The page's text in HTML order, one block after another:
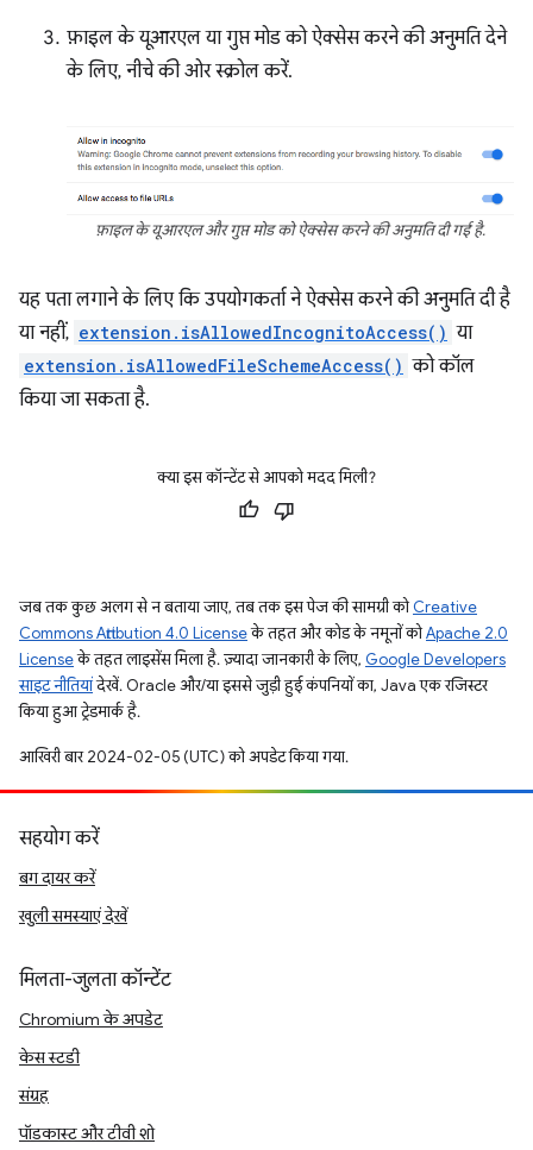
फ़ाइल के यूआरएल या गुप्त मोड को ऐक्सेस करने की अनुमति देने
के लिए, नीचे की ओर स्क्रोल करें.
फ़ाइल के यूआरएल और गुप्त मोड को ऐक्सेस करने की अनुमति दी गई है.
यह पता लगाने के लिए कि उपयोगकर्ता ने ऐक्सेस करने की अनुमति दी है
या नहीं, extension.isAllowedIncognitoAccess() या
extension.isAllowedFileSchemeAccess() को कॉल
किया जा सकता है.
क्या इस कॉन्टेंट से आपको मदद मिली?
जब तक कुछ अलग से न बताया जाए, तब तक इस पेज की सामग्री कोCreative
Commons Attribution 4.0 Licenseके तहत और कोड के नमूनों कोApache 2.0
Licenseके तहत लाइसेंस मिला है. ज़्यादा जानकारी के लिए, Google Developers
साइट नीतियांदेखें. Oracle और/या इससे जुड़ी हुई कंपनियों का, Java एक रजिस्टर
किया हुआ ट्रेडमार्क है.
आखिरी बार 2024-02-05 (UTC) को अपडेट किया गया.
सहयोग करें
बग दायर करें
खुली समस्याएं देखें
मिलता-जुलता कॉन्टेंट
Chromium के अपडेट
केस स्टडी
संग्रह
पॉडकास्ट और टीवी शो